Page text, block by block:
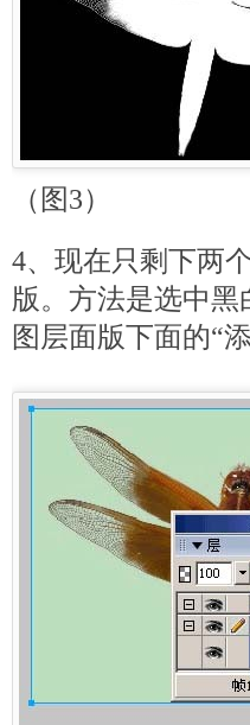
（图3）
4、现在只剩下两
版。方法是选中
图层面版下面的“